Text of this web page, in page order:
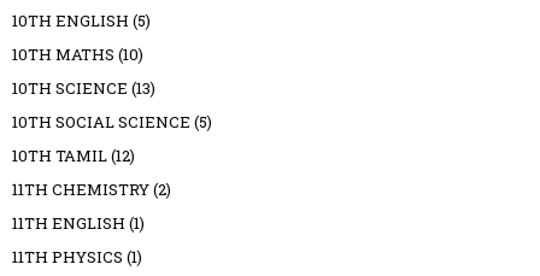
10TH ENGLISH (5)
10TH MATHS (10)
10TH SCIENCE (13)
10TH SOCIAL SCIENCE (5)
10TH TAMIL(12)
11TH CHEMISTRY(2)
11TH ENGLISH (1)
11TH PHYSICS (1)